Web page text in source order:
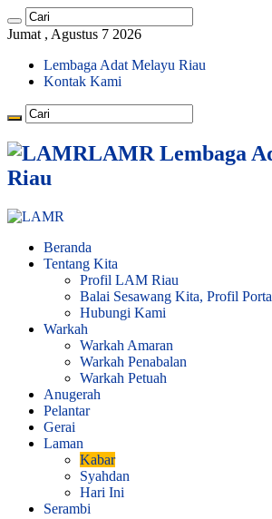
Jumat , Agustus 7 2026
Lembaga Adat Melayu Riau
Kontak Kami
LAMR Lembaga
Riau
Beranda
Tentang Kita
Profil LAM Riau
Balai Sesawang Kita, Profil
Hubungi Kami
Warkah
Warkah Amaran
Warkah Penabalan
Warkah Petuah
Anugerah
Pelantar
Gerai
Laman
Kabar
Syahdan
Hari Ini
Serambi